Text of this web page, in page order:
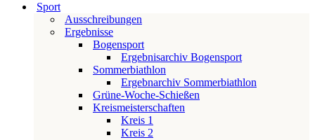
Sport
Ausschreibungen
Ergebnisse
Bogensport
Ergebnisarchiv Bogensport
Sommerbiathlon
Ergebnarchiv Sommerbiathlon
Grüne-Woche-Schießen
Kreismeisterschaften
Kreis 1
Kreis 2